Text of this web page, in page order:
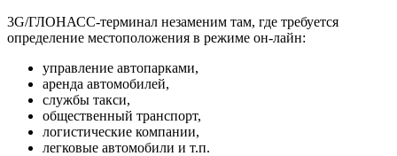
3G/ГЛОНАСС-терминал незаменим там, где требуется
определение местоположения в режиме он-лайн:
управление автопарками,
аренда автомобилей,
службы такси,
общественный транспорт,
логистические компании,
легковые автомобили и т.п.